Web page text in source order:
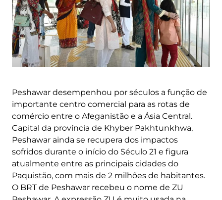
Peshawar desempenhou por séculos a função de
importante centro comercial para as rotas de
comércio entre o Afeganistão e a Ásia Central.
Capital da província de Khyber Pakhtunkhwa,
Peshawar ainda se recupera dos impactos
sofridos durante o início do Século 21 e figura
atualmente entre as principais cidades do
Paquistão, com mais de 2 milhões de habitantes.
O BRT de Peshawar recebeu o nome de ZU